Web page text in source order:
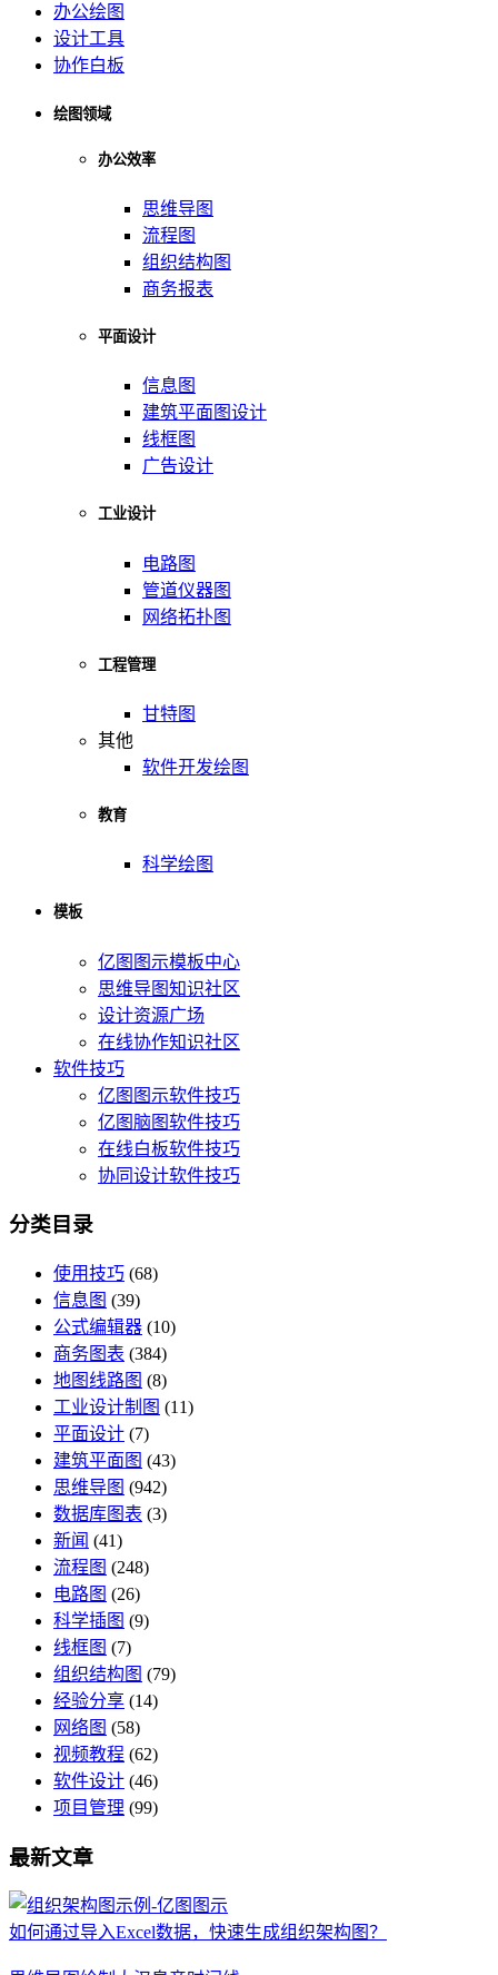
办公绘图
设计工具
协作白板
绘图领域
办公效率
思维导图
流程图
组织结构图
商务报表
平面设计
信息图
建筑平面图设计
线框图
广告设计
工业设计
电路图
管道仪器图
网络拓扑图
工程管理
甘特图
其他
软件开发绘图
教育
科学绘图
模板
亿图图示模板中心
思维导图知识社区
设计资源广场
在线协作知识社区
软件技巧
亿图图示软件技巧
亿图脑图软件技巧
在线白板软件技巧
协同设计软件技巧
分类目录
使用技巧 (68)
信息图 (39)
公式编辑器 (10)
商务图表 (384)
地图线路图 (8)
工业设计制图 (11)
平面设计 (7)
建筑平面图 (43)
思维导图 (942)
数据库图表 (3)
新闻 (41)
流程图 (248)
电路图 (26)
科学插图 (9)
线框图 (7)
组织结构图 (79)
经验分享 (14)
网络图 (58)
视频教程 (62)
软件设计 (46)
项目管理 (99)
最新文章
如何通过导入Excel数据，快速生成组织架构图？